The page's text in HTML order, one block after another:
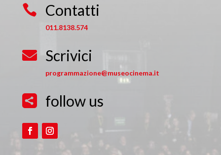
 Contatti
011.8138.574
 Scrivici
programmazione@museocinema.it
 follow us